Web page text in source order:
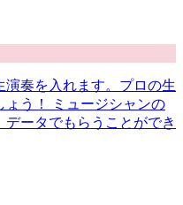
奏を入れます。プロの生
う！ ミュージシャンの
ータでもらうことができ